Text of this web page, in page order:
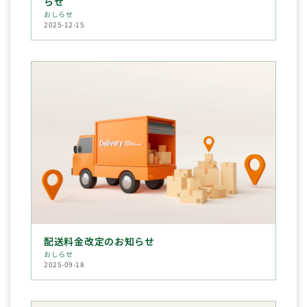
おしらせ
2025-12-15
配送料金改定のお知らせ
おしらせ
2025-09-18